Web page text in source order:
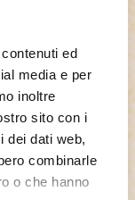
ed
media e per
inoltre
sito con i
dei dati web,
combinarle
o che hanno
vogliamo
del
bambini, a
e le
della